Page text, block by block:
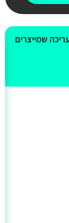
גםשמייצרים